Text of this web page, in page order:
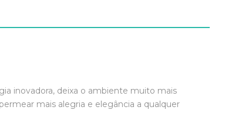
inovadora, deixa o ambiente muito mais
mais alegria e elegância a qualquer